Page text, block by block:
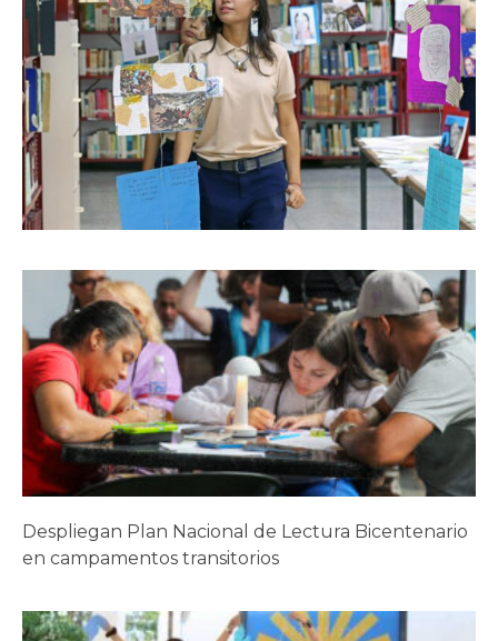
Despliegan Plan Nacional de Lectura Bicentenario
en campamentos transitorios